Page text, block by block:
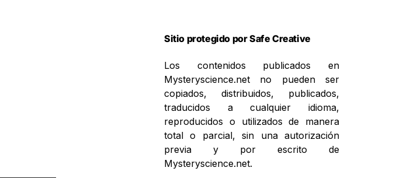
Sitio protegido por Safe Creative
Los contenidos publicados en
Mysteryscience.net no pueden ser
copiados, distribuidos, publicados,
traducidos a cualquier idioma,
reproducidos o utilizados de manera
total o parcial, sin una autorización
previa y por escrito de
Mysteryscience.net.